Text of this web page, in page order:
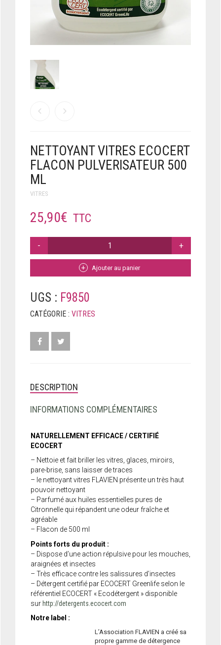
NETTOYANT VITRES ECOCERT
FLACON PULVERISATEUR 500
ML
VITRES
25,90€ TTC
NETTOYANT
ECOCERT
PULVERISATEUR
500
ML
Ajouter au panier
UGS : F9850
CATÉGORIE : VITRES
DESCRIPTION
INFORMATIONS COMPLÉMENTAIRES
NATURELLEMENT EFFICACE / CERTIFIÉ
ECOCERT
– Nettoie et fait briller les vitres, glaces, miroirs,
pare-brise, sans laisser de traces
– le nettoyant vitres FLAVIEN présente un très haut
pouvoir nettoyant
– Parfumé aux huiles essentielles pures de
Citronnelle qui répandent une odeur fraîche et
agréable
– Flacon de 500 ml
Points forts du produit :
– Dispose d’une action répulsive pour les mouches,
araignées et insectes
– Très efficace contre les salissures d’insectes
– Détergent certifié par ECOCERT Greenlife selon le
référentiel ECOCERT « Ecodétergent » disponible
surhttp://detergents.ecocert.com
Notre label :
L’Association FLAVIEN a créé sa
propre gamme de détergence